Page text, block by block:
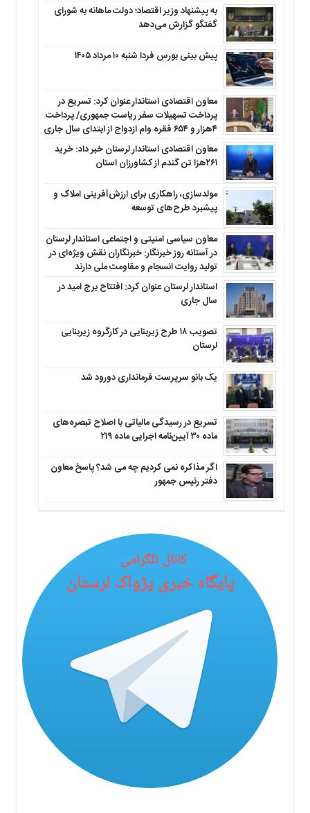
به پیشنهاد وزیر اقتصاد؛ دولت ماهانه به شورای
گفتگو گزارش می‌دهد
پیش بینی بورس فردا شنبه ۱۰ مرداد ۱۴۰۵
معاون اقتصادی استاندار عنوان کرد: تسریع در
پرداخت تسهیلات سفر ریاست جمهوری/ پرداخت
۴هزار و ۶۵۴ فقره وام ازدواج از ابتدای سال جاری
معاون اقتصادی استاندار لرستان خبر داد: خرید
۲۶۱هزا تن گندم از کشاورزان استان
مولدسازی، راهکاری برای ارزش‌آفرینی املاک و
پیشبرد طرح‌های توسعه
معاون سیاسی امنیتی و اجتماعی استاندار لرستان
در آستانه روز خبرنگار: خبرنگاران نقش ویژه‌ای در
تولید روایت انسجام و مقاومت ملی دارند
استاندار لرستان عنوان کرد: افتتاح برج امید در
سال جاری
تصویب ۱۸ طرح زیربنایی در کارگروه زیربنایی
لرستان
یک بانو سرپرست فرمانداری دورود شد
تسریع در رسیدگی مالیاتی با اصلاح تبصره‌های
ماده ۳۰ آیین‌نامه اجرایی ماده ۲۱۹
اگر مذاکره نمی کردیم چه می شد؟ پاسخ معاون
دفتر رئیس جمهور